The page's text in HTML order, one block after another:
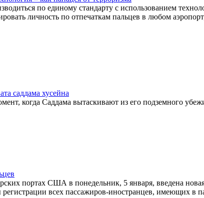
по единому стандарту с использованием
личность по отпечаткам пальцев в любом
саддама хусейна
когда Саддама вытаскивают из его подземного
портах США в понедельник, 5 января, введена
регистрации всех пассажиров-иностранцев, имеющих в